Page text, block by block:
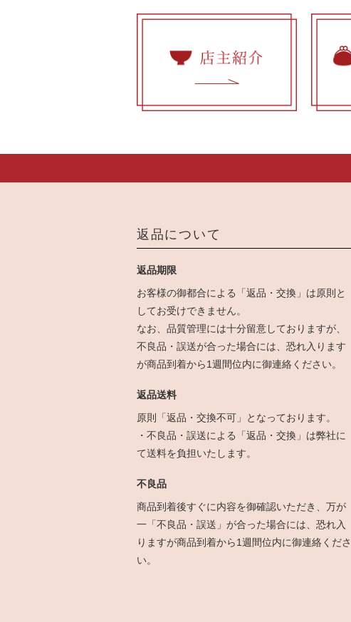
返品について
返品期限
お客様の御都合による「返品・交換」は原則と
してお受けできません。
なお、品質管理には十分留意しておりますが、
不良品・誤送が合った場合には、恐れ入ります
が商品到着から1週間位内に御連絡ください。
返品送料
原則「返品・交換不可」となっております。
・不良品・誤送による「返品・交換」は弊社に
て送料を負担いたします。
不良品
商品到着後すぐに内容を御確認いただき、万が
一「不良品・誤送」が合った場合には、恐れ入
りますが商品到着から1週間位内に御連絡くださ
い。